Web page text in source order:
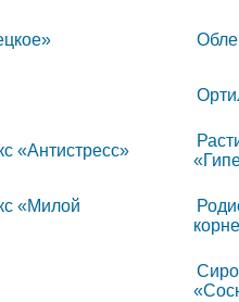
«Антистресс»
«Милой